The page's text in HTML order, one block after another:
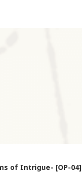
of Intrigue- [OP-04]